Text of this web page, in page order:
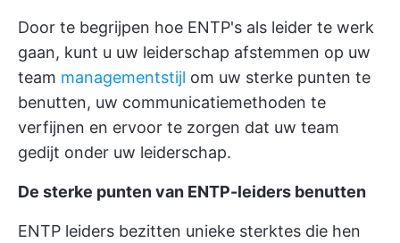
Door te begrijpen hoe ENTP's als leider te werk
gaan, kunt u uw leiderschap afstemmen op uw
team managementstijl om uw sterke punten te
benutten, uw communicatiemethoden te
verfijnen en ervoor te zorgen dat uw team
gedijt onder uw leiderschap.
De sterke punten van ENTP-leiders benutten
ENTP leiders bezitten unieke sterktes die hen